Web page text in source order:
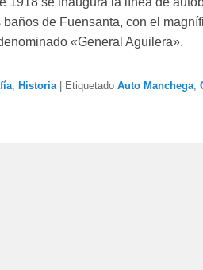
de Fuensanta, con el
«General Aguilera».
, Historia Etiquetado Auto Manchega,